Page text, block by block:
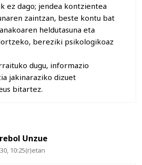
ez dago; jendea kontzientea
zaintzan, beste kontu bat
heldutasuna eta
bereziki psikologikoaz
dugu, informazio
jakinaraziko dizuet
bitartez.
Unzue
10:25(r)etan